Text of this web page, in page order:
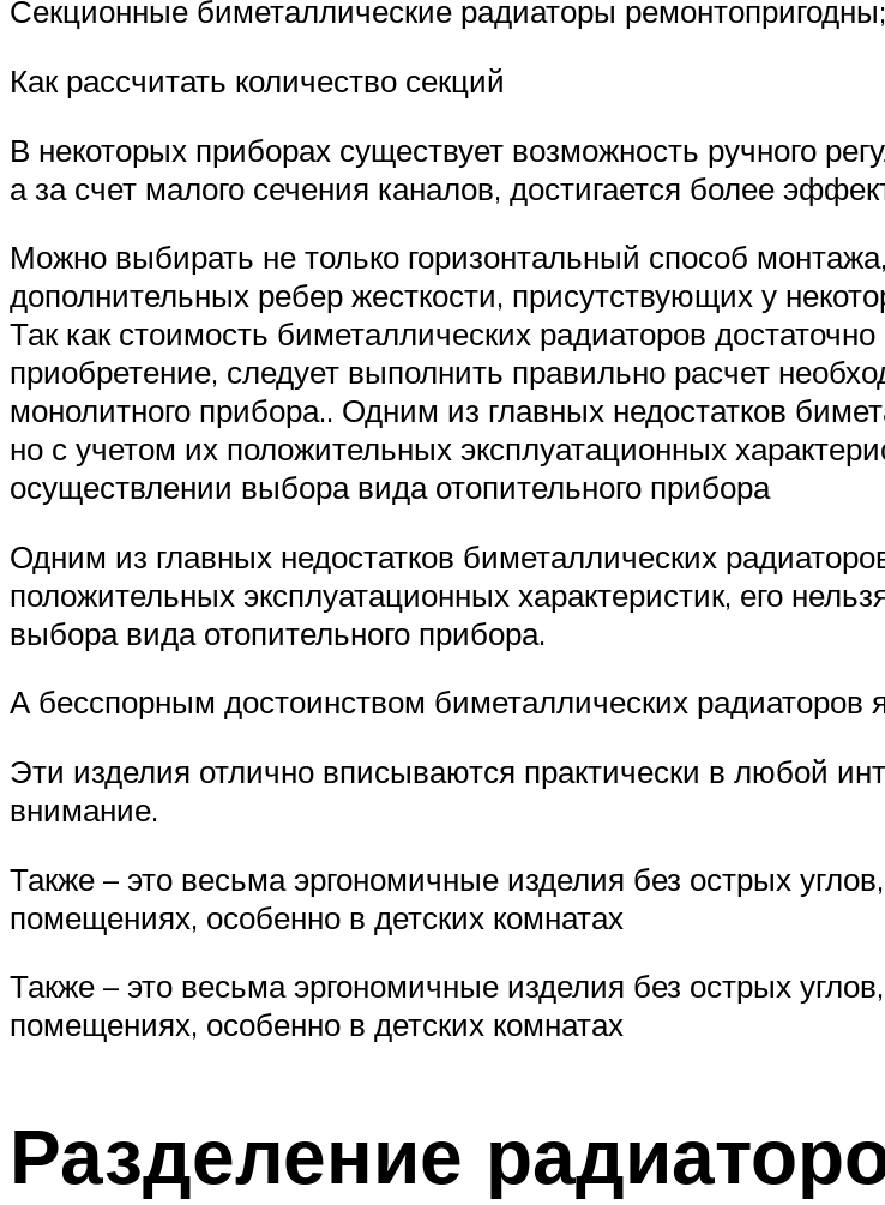
Секционные биметаллические радиаторы ремонтопригодны;
Как рассчитать количество секций
В некоторых приборах существует возможность ручного
а за счет малого сечения каналов, достигается более
Можно выбирать не только горизонтальный способ
дополнительных ребер жесткости, присутствующих у
Так как стоимость биметаллических радиаторов
приобретение, следует выполнить правильно расчет
монолитного прибора.. Одним из главных недостатков
но с учетом их положительных эксплуатационных
осуществлении выбора вида отопительного прибора
Одним из главных недостатков биметаллических
положительных эксплуатационных характеристик, его
выбора вида отопительного прибора.
А бесспорным достоинством биметаллических радиаторов
Эти изделия отлично вписываются практически в любой
внимание.
Также – это весьма эргономичные изделия без острых
помещениях, особенно в детских комнатах
Также – это весьма эргономичные изделия без острых
помещениях, особенно в детских комнатах
Разделение